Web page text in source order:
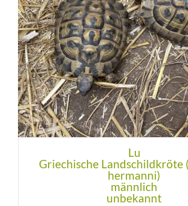
Lu
Griechische Landschildkröte
hermanni)
männlich
unbekannt